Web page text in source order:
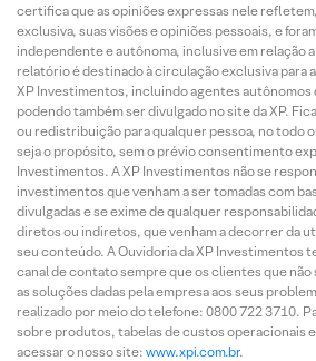
certifica que as opiniões expressas nele
exclusiva, suas visões e opiniões pessoais, e
independente e autônoma, inclusive em relação
relatório é destinado à circulação exclusiva para
XP Investimentos, incluindo agentes autônomos
podendo também ser divulgado no site da XP.
ou redistribuição para qualquer pessoa, no todo
seja o propósito, sem o prévio consentimento
Investimentos. A XP Investimentos não se
investimentos que venham a ser tomadas com
divulgadas e se exime de qualquer
diretos ou indiretos, que venham a decorrer da
seu conteúdo. A Ouvidoria da XP Investimentos
canal de contato sempre que os clientes que
as soluções dadas pela empresa aos seus
realizado por meio do telefone: 0800 722 3710.
sobre produtos, tabelas de custos operacionais
acessar o nosso site: www.xpi.com.br.